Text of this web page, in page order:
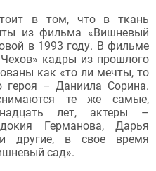
в том, что в ткань
из фильма «Вишневый
в 1993 году. В фильме
кадры из прошлого
как «то ли мечты, то
героя – Даниила Сорина.
те же самые,
лет, актеры –
Германова, Дарья
другие, в свое время
сад».